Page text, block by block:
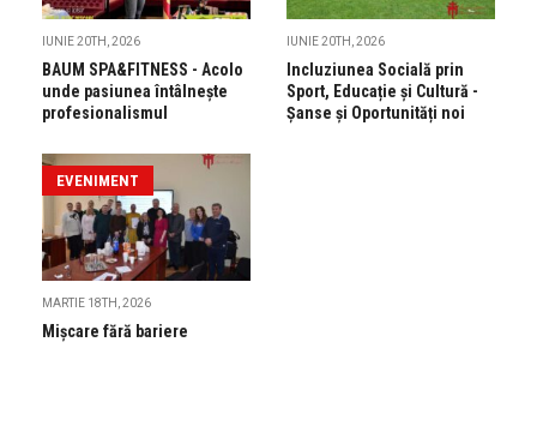
IUNIE 20TH, 2026
BAUM SPA&FITNESS - Acolo
unde pasiunea întâlnește
profesionalismul
IUNIE 20TH, 2026
Incluziunea Socială prin
Sport, Educație și Cultură -
Șanse și Oportunități noi
EVENIMENT
MARTIE 18TH, 2026
Mișcare fără bariere